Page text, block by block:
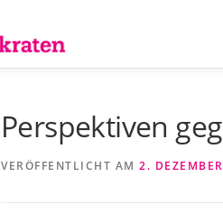
Perspektiven
VERÖFFENTLICHT AM 2.